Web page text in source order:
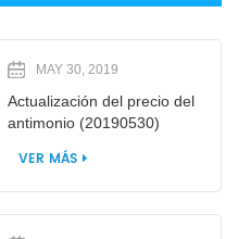
MAY 30, 2019
Actualización del precio del
antimonio (20190530)
VER MÁS